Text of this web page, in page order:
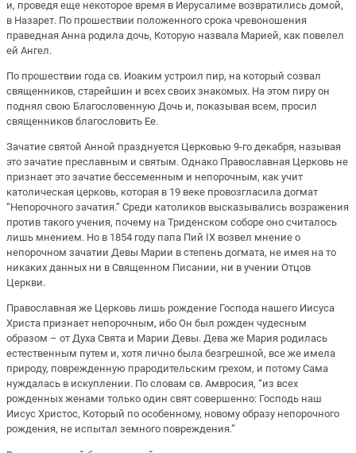
и, проведя еще некоторое время в Иерусалиме возвратились домой,
в Назарет. По прошествии положенного срока чревоношения
праведная Анна родила дочь, Которую назвала Марией, как повелел
ей Ангел.
По прошествии года св. Иоаким устроил пир, на который созвал
священников, старейшин и всех своих знакомых. На этом пиру он
поднял свою Благословенную Дочь и, показывая всем, просил
священников благословить Ее.
Зачатие святой Анной празднуется Церковью 9-го декабря, называя
это зачатие преславным и святым. Однако Православная Церковь не
признает это зачатие бессеменным и непорочным, как учит
католическая церковь, которая в 19 веке провозгласила догмат
“Непорочного зачатия.” Среди католиков высказывались возражения
против такого учения, почему на Триденском соборе оно считалось
лишь мнением. Но в 1854 году папа Пий IX возвел мнение о
непорочном зачатии Девы Марии в степень догмата, не имея на то
никаких данных ни в Священном Писании, ни в учении Отцов
Церкви.
Православная же Церковь лишь рождение Господа нашего Иисуса
Христа признает непорочным, ибо Он был рожден чудесным
образом – от Духа Свята и Марии Девы. Дева же Мария родилась
естественным путем и, хотя лично была безгрешной, все же имела
природу, поврежденную прародительским грехом, и потому Сама
нуждалась в искуплении. По словам св. Амвросия, “из всех
рожденных женами только один свят совершенно: Господь наш
Иисус Христос, Который по особенному, новому образу непорочного
рождения, не испытал земного повреждения.”